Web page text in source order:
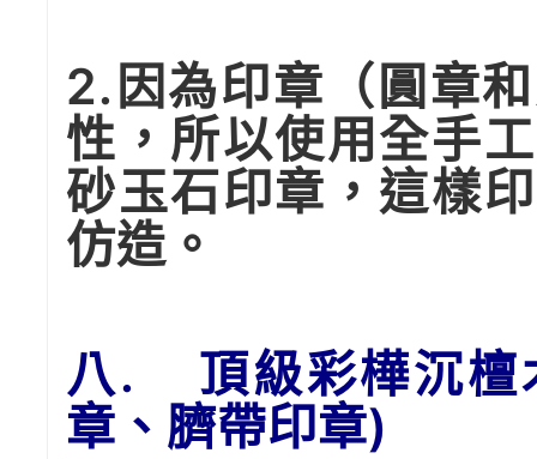
2.因為印章（圓章
性，所以使用全手
砂玉石印章，這樣
仿造。
八. 頂級彩樺沉檀
章、臍帶印章)